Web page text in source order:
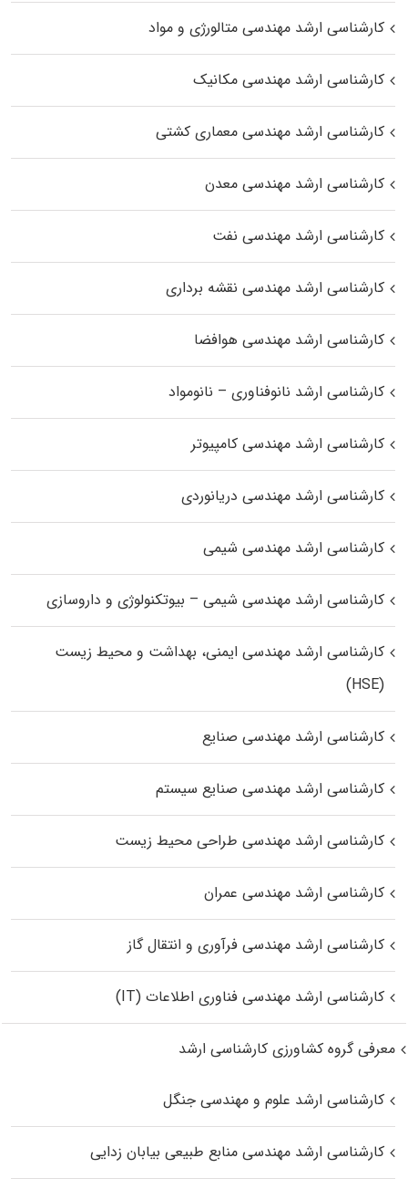
کارشناسی ارشد مهندسی متالورژی و مواد
کارشناسی ارشد مهندسی مکانیک
کارشناسی ارشد مهندسی معماری کشتی
کارشناسی ارشد مهندسی معدن
کارشناسی ارشد مهندسی نفت
کارشناسی ارشد مهندسی نقشه برداری
کارشناسی ارشد مهندسی هوافضا
کارشناسی ارشد نانوفناوری – نانومواد
کارشناسی ارشد مهندسی کامپیوتر
کارشناسی ارشد مهندسی دریانوردی
کارشناسی ارشد مهندسی شیمی
کارشناسی ارشد مهندسی شیمی – بیوتکنولوژی و داروسازی
کارشناسی ارشد مهندسی ایمنی، بهداشت و محیط زیست
(HSE)
کارشناسی ارشد مهندسی صنایع
کارشناسی ارشد مهندسی صنایع سیستم
کارشناسی ارشد مهندسی طراحی محیط زیست
کارشناسی ارشد مهندسی عمران
کارشناسی ارشد مهندسی فرآوری و انتقال گاز
کارشناسی ارشد مهندسی فناوری اطلاعات (IT)
معرفی گروه کشاورزی کارشناسی ارشد
کارشناسی ارشد علوم و مهندسی جنگل
کارشناسی ارشد مهندسی منابع طبیعی بیابان زدایی